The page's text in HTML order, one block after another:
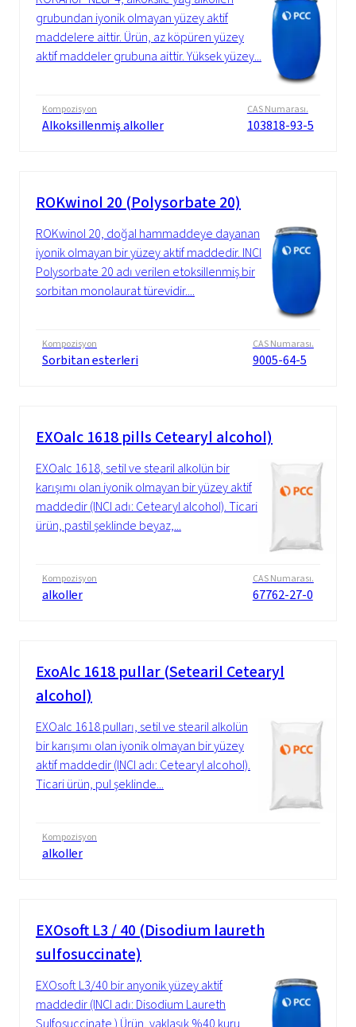
grubundan iyonik olmayan yüzey aktif
maddelere aittir. Ürün, az köpüren yüzey
aktif maddeler grubuna aittir. Yüksek yüzey...
Kompozisyon
Alkoksillenmiş alkoller
CAS Numarası.
103818-93-5
ROKwinol 20 (Polysorbate 20)
ROKwinol 20, doğal hammaddeye dayanan
iyonik olmayan bir yüzey aktif maddedir. INCI
Polysorbate 20 adı verilen etoksillenmiş bir
sorbitan monolaurat türevidir....
Kompozisyon
Sorbitan esterleri
CAS Numarası.
9005-64-5
EXOalc 1618 pills Cetearyl alcohol)
EXOalc 1618, setil ve stearil alkolün bir
karışımı olan iyonik olmayan bir yüzey aktif
maddedir (INCI adı: Cetearyl alcohol). Ticari
ürün, pastil şeklinde beyaz,...
Kompozisyon
alkoller
CAS Numarası.
67762-27-0
ExoAlc 1618 pullar (Setearil Cetearyl
alcohol)
EXOalc 1618 pulları, setil ve stearil alkolün
bir karışımı olan iyonik olmayan bir yüzey
aktif maddedir (INCI adı: Cetearyl alcohol).
Ticari ürün, pul şeklinde...
Kompozisyon
alkoller
EXOsoft L3 / 40 (Disodium laureth
sulfosuccinate)
EXOsoft L3/40 bir anyonik yüzey aktif
maddedir (INCI adı: Disodium Laureth
Sulfosuccinate.) Ürün, yaklaşık %40 kuru